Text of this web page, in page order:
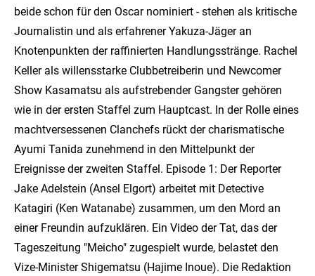
beide schon für den Oscar nominiert - stehen als kritische
Journalistin und als erfahrener Yakuza-Jäger an
Knotenpunkten der raffinierten Handlungsstränge. Rachel
Keller als willensstarke Clubbetreiberin und Newcomer
Show Kasamatsu als aufstrebender Gangster gehören
wie in der ersten Staffel zum Hauptcast. In der Rolle eines
machtversessenen Clanchefs rückt der charismatische
Ayumi Tanida zunehmend in den Mittelpunkt der
Ereignisse der zweiten Staffel. Episode 1: Der Reporter
Jake Adelstein (Ansel Elgort) arbeitet mit Detective
Katagiri (Ken Watanabe) zusammen, um den Mord an
einer Freundin aufzuklären. Ein Video der Tat, das der
Tageszeitung "Meicho" zugespielt wurde, belastet den
Vize-Minister Shigematsu (Hajime Inoue). Die Redaktion